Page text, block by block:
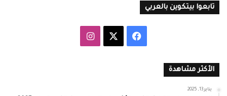
تابعوا بيتكوين بالعربي
فيسبوك انستقرام
الأكثر مشاهدة
يناير 13, 2025